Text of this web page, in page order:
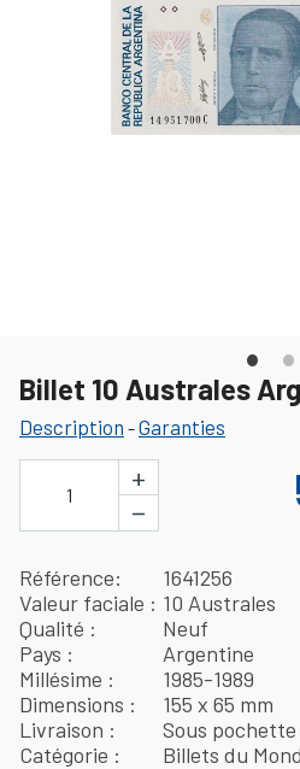
Billet 10 Australes
Description -Garanties
1
+
−
Référence
1641256
Valeur faciale
10 Australes
Qualité
Neuf
Pays
Argentine
Millésime
1985-1989
Dimensions
155 x 65 mm
Livraison
Sous pochette
Catégorie
Billets du